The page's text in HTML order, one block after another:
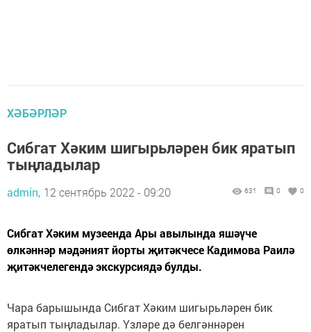
ХӘБӘРЛӘР
Сибгат Хәким шигырьләрен бик яратып
тыңладылар
admin, 12 сентябрь 2022 - 09:20 631 0 0
Сибгат Хәким музеенда Ары авылында яшәүче
өлкәннәр мәдәният йорты җитәкчесе Кадимова Раилә
җитәкчелегендә экскурсиядә булды.
Чара барышында Сибгат Хәким шигырьләрен бик
яратып тыңладылар. Үзләре дә белгәннәрен